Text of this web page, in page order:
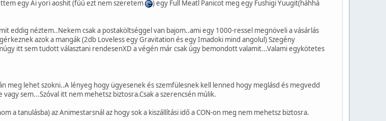
egy Ai yori aoshit (fúú ezt nem szeretem
) egy Full Meatl Panicot meg egy Fushigi Yuugit(háhhá
eddig néztem..Nekem csak a postaköltséggel van bajom..ami egy 1000-ressel megnöveli a vásárlás
azok a mangák (2db Loveless egy Gravitation és egy Imadoki mind angolul) Szegény
itt sem tudott választani rendesenXD a végén már csak úgy bemondott valamit...Valami egykötetes
lehet szokni..A lényeg hogy ügyesenek és szemfülesnek kell lenned hogy meglásd és megvedd
vagy sem...Szóval itt nem mehetsz biztosra.Csak a szerencsén múlik.
a tanulásba) az Animestarsnál az hogy sok a kiszállítási idő a CON-on meg nem mehetsz biztosra.